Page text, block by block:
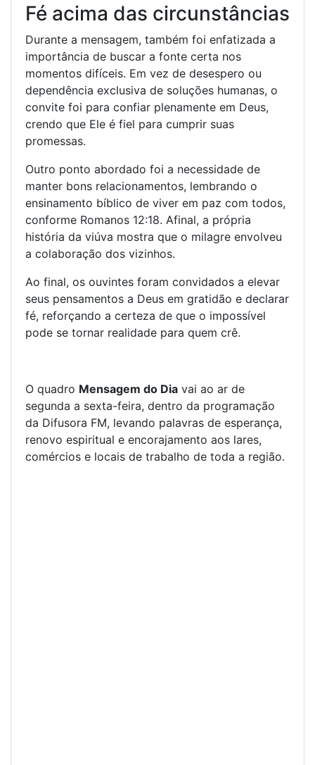
Fé acima das circunstâncias
Durante a mensagem, também foi enfatizada a
importância de buscar a fonte certa nos
momentos difíceis. Em vez de desespero ou
dependência exclusiva de soluções humanas, o
convite foi para confiar plenamente em Deus,
crendo que Ele é fiel para cumprir suas
promessas.
Outro ponto abordado foi a necessidade de
manter bons relacionamentos, lembrando o
ensinamento bíblico de viver em paz com todos,
conforme Romanos 12:18. Afinal, a própria
história da viúva mostra que o milagre envolveu
a colaboração dos vizinhos.
Ao final, os ouvintes foram convidados a elevar
seus pensamentos a Deus em gratidão e declarar
fé, reforçando a certeza de que o impossível
pode se tornar realidade para quem crê.
O quadro Mensagem do Dia vai ao ar de
segunda a sexta-feira, dentro da programação
da Difusora FM, levando palavras de esperança,
renovo espiritual e encorajamento aos lares,
comércios e locais de trabalho de toda a região.